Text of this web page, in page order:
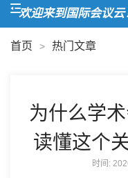
欢迎来到国际会议云！
首页 > 热门文章
为什么学
读懂这个
时间: